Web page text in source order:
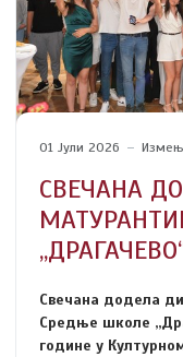
01 Јули 2026
СВЕЧАНА
Свечана додела
Средње школе
године у